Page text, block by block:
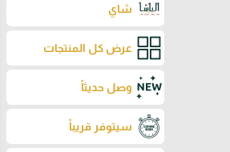
شاي
عرض كل المنتجات
وصل حديثاً
سيتوفر قريباً